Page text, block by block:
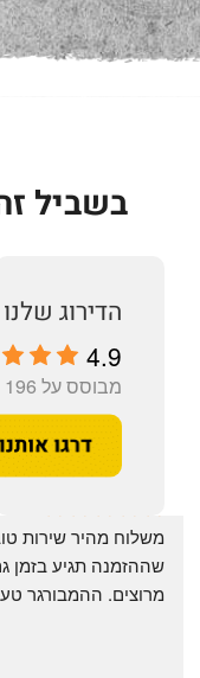
בשביל
4.9
מבוסס על 196 ביקורות
מרוצים. ההמבורגר